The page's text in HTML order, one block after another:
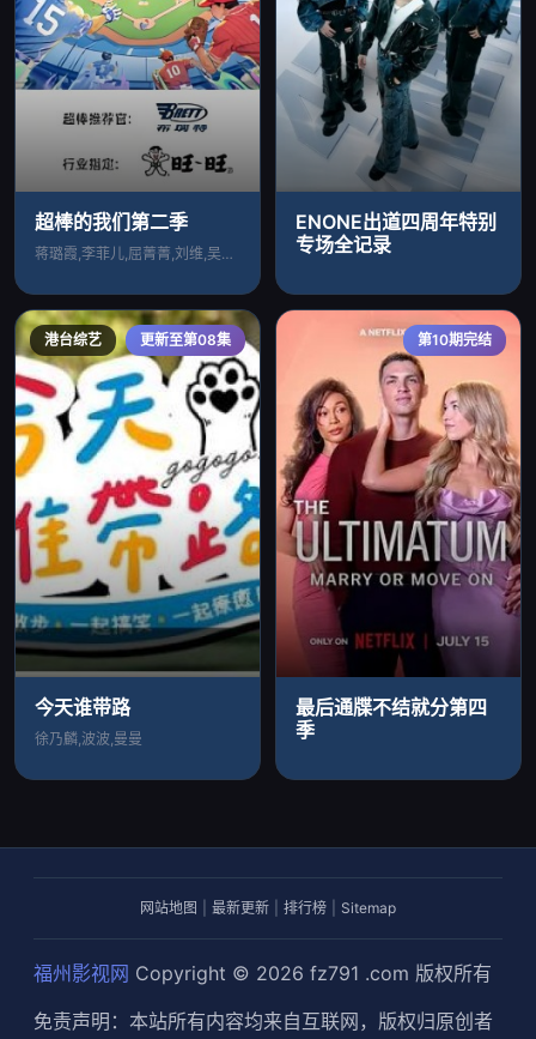
超棒的我们第二季​
蒋璐霞,李菲儿,屈菁菁,刘维,吴俊霆,赵
ENONE出道四周年特别
专场全记录
港台综艺 更新至第08集
今天谁带路
徐乃麟,波波,曼曼
第10期完结
最后通牒不结就分第四
季
网站地图 最新更新 排行榜 Sitemap
福州影视网 Copyright © 2026 fz791 .com 版权所有
免责声明：本站所有内容均来自互联网，版权归原创者